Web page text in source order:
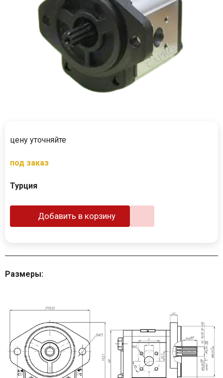
цену уточняйте
под заказ
Турция
Добавить в корзину
Размеры: